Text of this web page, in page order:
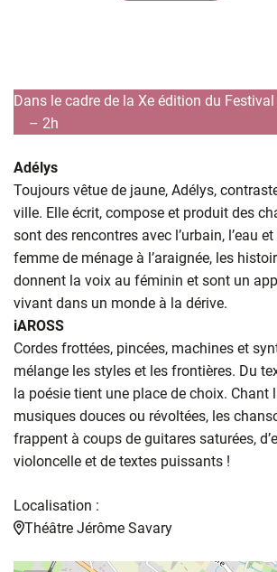
Dans le cadre de la Xe édition du Festival
(ouverture dans un nouvel onglet)
– 2h
Adélys
Toujours vêtue de jaune, Adélys,
ville. Elle écrit, compose et produit des
sont des rencontres avec l’urbain, l’eau
femme de ménage à l’araignée, les
donnent la voix au féminin et sont un
vivant dans un monde à la dérive.
iAROSS
Cordes frottées, pincées, machines et
mélange les styles et les frontières. Du
la poésie tient une place de choix. Chant
musiques douces ou révoltées, les
frappent à coups de guitares saturées,
violoncelle et de textes puissants !
Localisation :
Théâtre Jérôme Savary